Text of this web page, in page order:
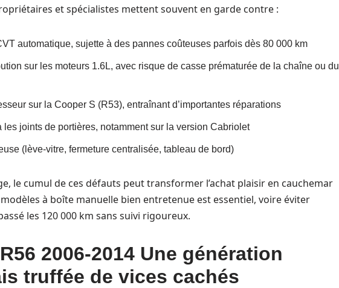
et spécialistes mettent souvent en garde contre :
automatique, sujette à des pannes coûteuses parfois dès 80 000 km
sur les moteurs 1.6L, avec risque de casse prématurée de la chaîne ou du
sur la Cooper S (R53), entraînant d’importantes réparations
les joints de portières, notamment sur la version Cabriolet
(lève-vitre, fermeture centralisée, tableau de bord)
le cumul de ces défauts peut transformer l’achat plaisir en cauchemar
à boîte manuelle bien entretenue est essentiel, voire éviter
les 120 000 km sans suivi rigoureux.
2006-2014 Une génération
truffée de vices cachés